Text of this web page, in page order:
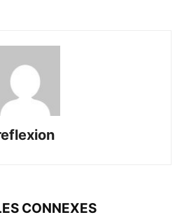
CONNEXES